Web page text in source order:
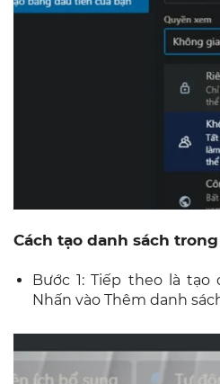
Cách tạo danh sách
Bước 1: Tiếp theo là tạo
Nhấn vào Thêm danh